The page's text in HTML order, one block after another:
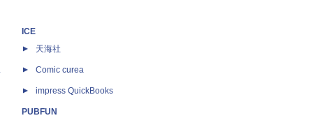
ICE
天海社
Comic curea
impress QuickBooks
PUBFUN